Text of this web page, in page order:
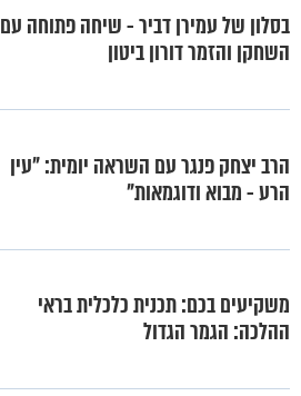
בסלון של עמירן דביר - שיחה פתוחה עם
השחקן והזמר דורון ביטון
הרב יצחק פנגר עם השראה יומית: "עין
הרע - מבוא ודוגמאות"
משקיעים בכם: תכנית כלכלית בראי
ההלכה: הגמר הגדול